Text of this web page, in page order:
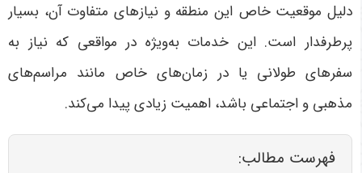
دلیل موقعیت خاص این منطقه و نیازهای متفاوت آن، بسیار
پرطرفدار است. این خدمات به‌ویژه در مواقعی که نیاز به
سفرهای طولانی یا در زمان‌های خاص مانند مراسم‌های
مذهبی و اجتماعی باشد، اهمیت زیادی پیدا می‌کند.
فهرست مطالب: